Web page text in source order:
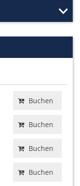
Buchen
Buchen
Buchen
Buchen